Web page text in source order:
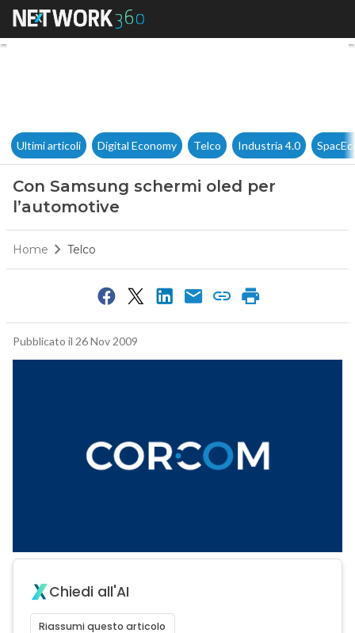
Con Samsung schermi oled
Ultimi articoli Digital Economy Telco Industria 4.0
Con Samsung schermi oled per
l’automotive
Home Telco
Pubblicato il 26 Nov 2009
Chiedi all'AI
Riassumi questo articolo